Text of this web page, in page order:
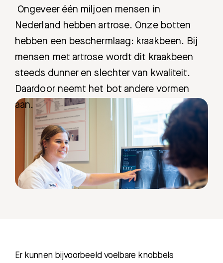
Ongeveer één miljoen mensen in
Nederland hebben artrose. Onze botten
hebben een beschermlaag: kraakbeen. Bij
mensen met artrose wordt dit kraakbeen
steeds dunner en slechter van kwaliteit.
Daardoor neemt het bot andere vormen
aan.
Er kunnen bijvoorbeeld voelbare knobbels